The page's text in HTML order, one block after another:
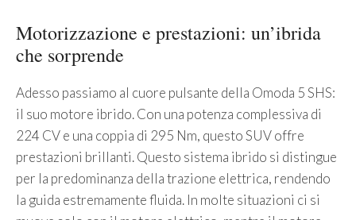
Motorizzazione e prestazioni: un’ibrida
che sorprende
Adesso passiamo al cuore pulsante della Omoda 5 SHS:
il suo motore ibrido. Con una potenza complessiva di
224 CV e una coppia di 295 Nm, questo SUV offre
prestazioni brillanti. Questo sistema ibrido si distingue
per la predominanza della trazione elettrica, rendendo
la guida estremamente fluida. In molte situazioni ci si